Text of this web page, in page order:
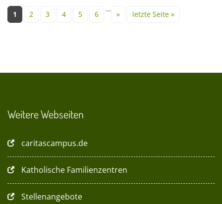
Seiten
1 2 3 4 5 6
…
» letzte Seite »
Weitere Webseiten
caritascampus.de
Katholische Familienzentren
Stellenangebote